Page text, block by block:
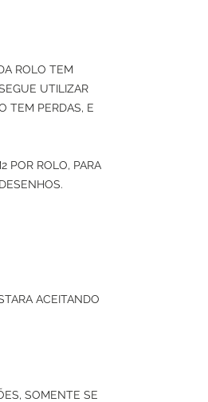
ROLO TEM
UTILIZAR
TEM PERDAS, E
POR ROLO, PARA
ACEITANDO
SOMENTE SE